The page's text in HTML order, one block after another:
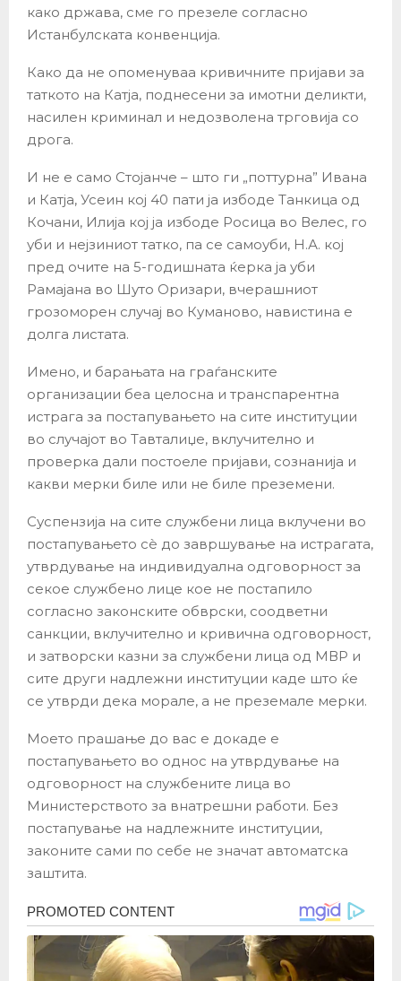
како држава, сме го презеле согласно
Истанбулската конвенција.
Како да не опоменуваа кривичните пријави за
таткото на Катја, поднесени за имотни деликти,
насилен криминал и недозволена трговија со
дрога.
И не е само Стојанче – што ги „поттурна” Ивана
и Катја, Усеин кој 40 пати ја избоде Танкица од
Кочани, Илија кој ја избоде Росица во Велес, го
уби и нејзиниот татко, па се самоуби, Н.А. кој
пред очите на 5-годишната ќерка ја уби
Рамајана во Шуто Оризари, вчерашниот
грозоморен случај во Куманово, навистина е
долга листата.
Имено, и барањата на граѓанските
организации беа целосна и транспарентна
истрага за постапувањето на сите институции
во случајот во Тавталиџе, вклучително и
проверка дали постоеле пријави, сознанија и
какви мерки биле или не биле преземени.
Суспензија на сите службени лица вклучени во
постапувањето сè до завршување на истрагата,
утврдување на индивидуална одговорност за
секое службено лице кое не постапило
согласно законските обврски, соодветни
санкции, вклучително и кривична одговорност,
и затворски казни за службени лица од МВР и
сите други надлежни институции каде што ќе
се утврди дека морале, а не преземале мерки.
Моето прашање до вас е докаде е
постапувањето во однос на утврдување на
одговорност на службените лица во
Министерството за внатрешни работи. Без
постапување на надлежните институции,
законите сами по себе не значат автоматска
заштита.